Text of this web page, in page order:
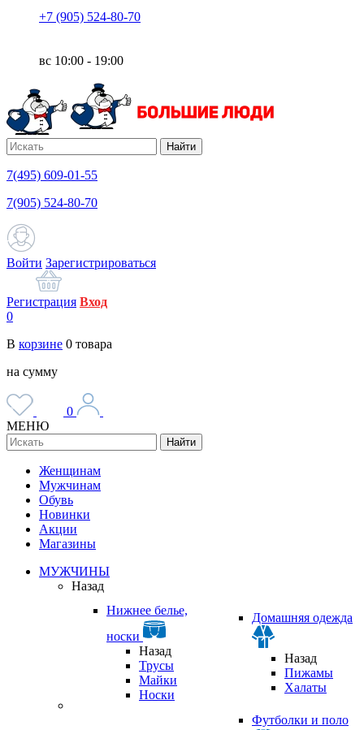
+7 (905) 524-80-70
вс 10:00 - 19:00
Найти
7(495) 609-01-55
7(905) 524-80-70
Войти Зарегистрироваться
Регистрация Вход
0
В корзине 0 товара
на сумму
0
МЕНЮ
Найти
Женщинам
Мужчинам
Обувь
Новинки
Акции
Магазины
МУЖЧИНЫ
Назад
Нижнее белье,
носки
Назад
Трусы
Майки
Носки
Домашняя одежда
Назад
Пижамы
Халаты
Футболки и поло